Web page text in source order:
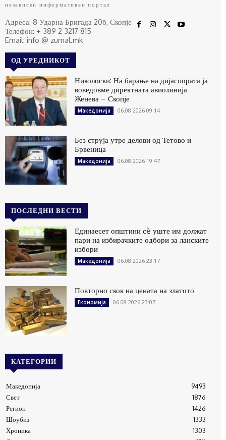
независен информативен портал
Адреса: 8 Ударна Бригада 20б, Скопје
Телефон: + 389 2 3217 815
Email: info @ zurnal.mk
ОД УРЕДНИКОТ
Николоски: На барање на дијаспората ја
воведовме директната авиолинија
Женева – Скопје
Македонија 06.08.2026 09:14
Без струја утре делови од Тетово и
Брвеница
Македонија 06.08.2026 19:47
ПОСЛЕДНИ ВЕСТИ
Единаесет општини сè уште им должат
пари на избирачките одбори за ланските
избори
Македонија 06.08.2026 23:17
Повторно скок на цената на златото
Економија 06.08.2026 23:07
КАТЕГОРИИ
Македонија
9493
Свет
1876
Регион
1426
Шоубиз
1333
Хроника
1303